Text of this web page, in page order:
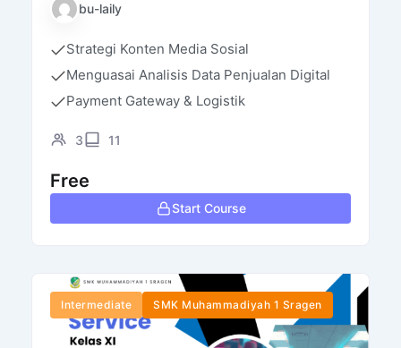
bu-laily
Strategi Konten Media Sosial
Menguasai Analisis Data Penjualan Digital
Payment Gateway & Logistik
3 11
Free
Start Course
Intermediate SMK Muhammadiyah 1 Sragen